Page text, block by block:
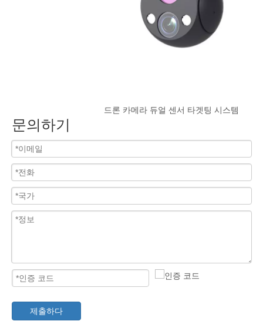
드론 카메라 듀얼 센서 타겟팅 시스템
문의하기
제출하다